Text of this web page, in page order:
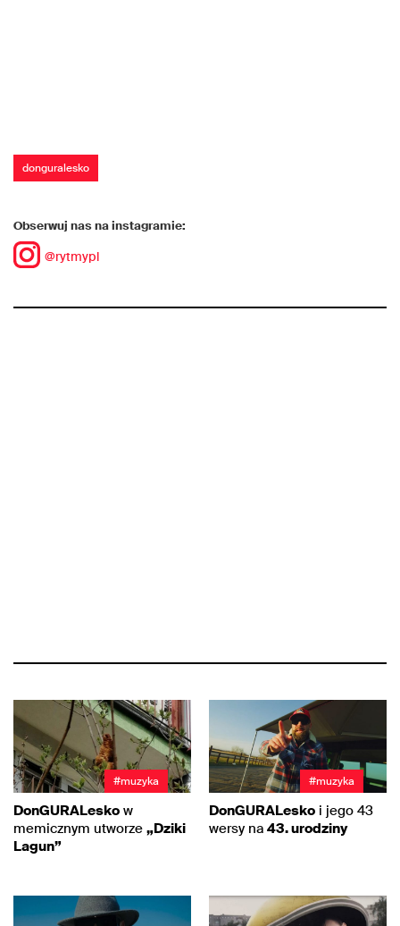
donguralesko
Obserwuj nas na instagramie:
@rytmypl
#muzyka
DonGURALesko w
memicznym utworze „Dziki
Lagun”
#muzyka
DonGURALesko i jego 43
wersy na 43. urodziny